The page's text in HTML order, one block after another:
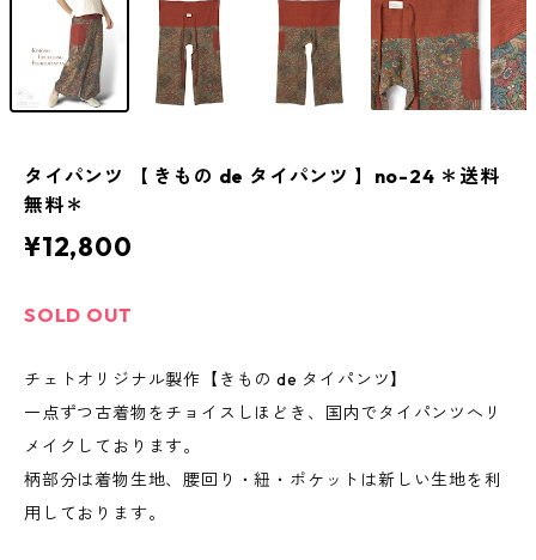
タイパンツ 【 きもの de タイパンツ 】no-24 ＊送料
無料＊
¥12,800
SOLD OUT
チェトオリジナル製作【きもの de タイパンツ】
一点ずつ古着物をチョイスしほどき、国内でタイパンツへリ
メイクしております。
柄部分は着物生地、腰回り・紐・ポケットは新しい生地を利
用しております。